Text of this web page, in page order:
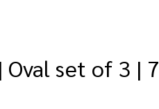
Oval set of 3 | 7